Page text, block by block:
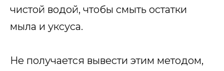
чистой водой, чтобы смыть остатки
мыла и уксуса.
Не получается вывести этим методом,